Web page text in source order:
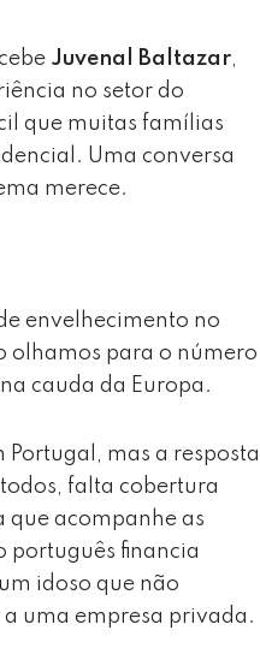
Juvenal Baltazar,
no setor do
que muitas famílias
Uma conversa
merece.
envelhecimento no
olhamos para o número
cauda da Europa.
mas a resposta
falta cobertura
que acompanhe as
português financia
idoso que não
uma empresa privada.